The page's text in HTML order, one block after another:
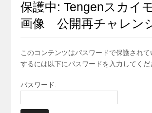
保護中: Tengenスカイ
画像 公開再チャレン
このコンテンツはパスワードで保護され
するには以下にパスワードを入力してくだ
パスワード: